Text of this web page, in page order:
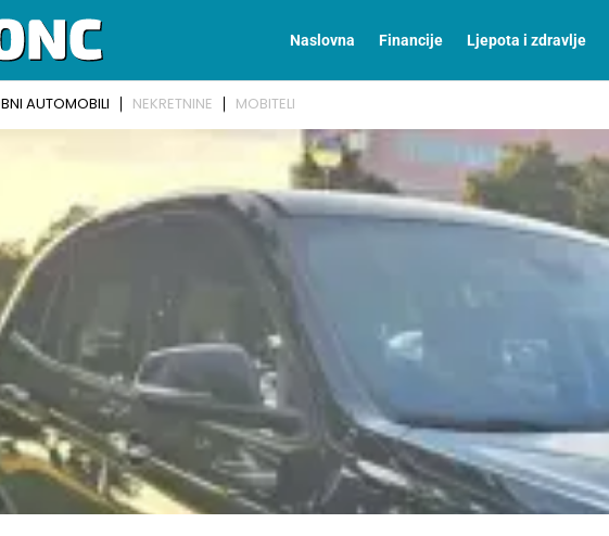
Naslovna Financije Ljepota i zdravlje